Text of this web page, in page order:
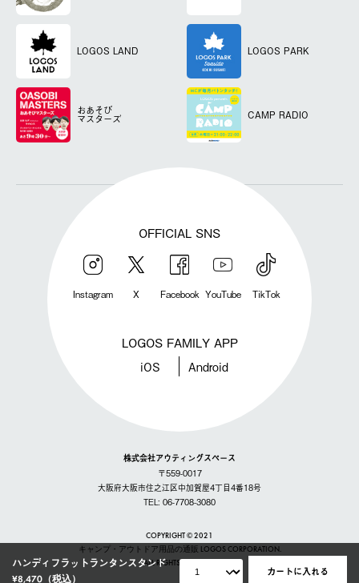
ハンディフラットランタンスタンド
¥8,470 （税込）
カートに入れる
LOGOS LAND LOGOS PARK
おあそび
マスターズ CAMP RADIO
OFFICIAL SNS
Instagram X Facebook YouTube TikTok
LOGOS FAMILY APP
iOS Android
株式会社アウティングスペース
〒559-0017
大阪府大阪市住之江区中加賀屋4丁目4番18号
TEL: 06-7708-3080
COPYRIGHT © 2021
キャンプ・アウトドア用品の通販 LOGOS CORPORATION.
ALL RIGHTS RESERVED